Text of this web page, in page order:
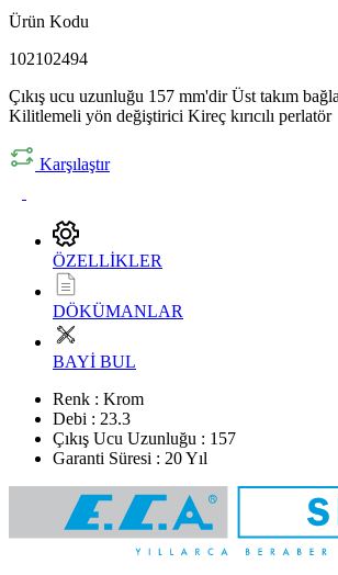
Ürün Kodu
102102494
Çıkış ucu uzunluğu 157 mm'dir Üst takım
Kilitlemeli yön değiştirici Kireç kırıcılı perlatör
Karşılaştır
ÖZELLİKLER
DÖKÜMANLAR
BAYİ BUL
Renk : Krom
Debi : 23.3
Çıkış Ucu Uzunluğu : 157
Garanti Süresi : 20 Yıl